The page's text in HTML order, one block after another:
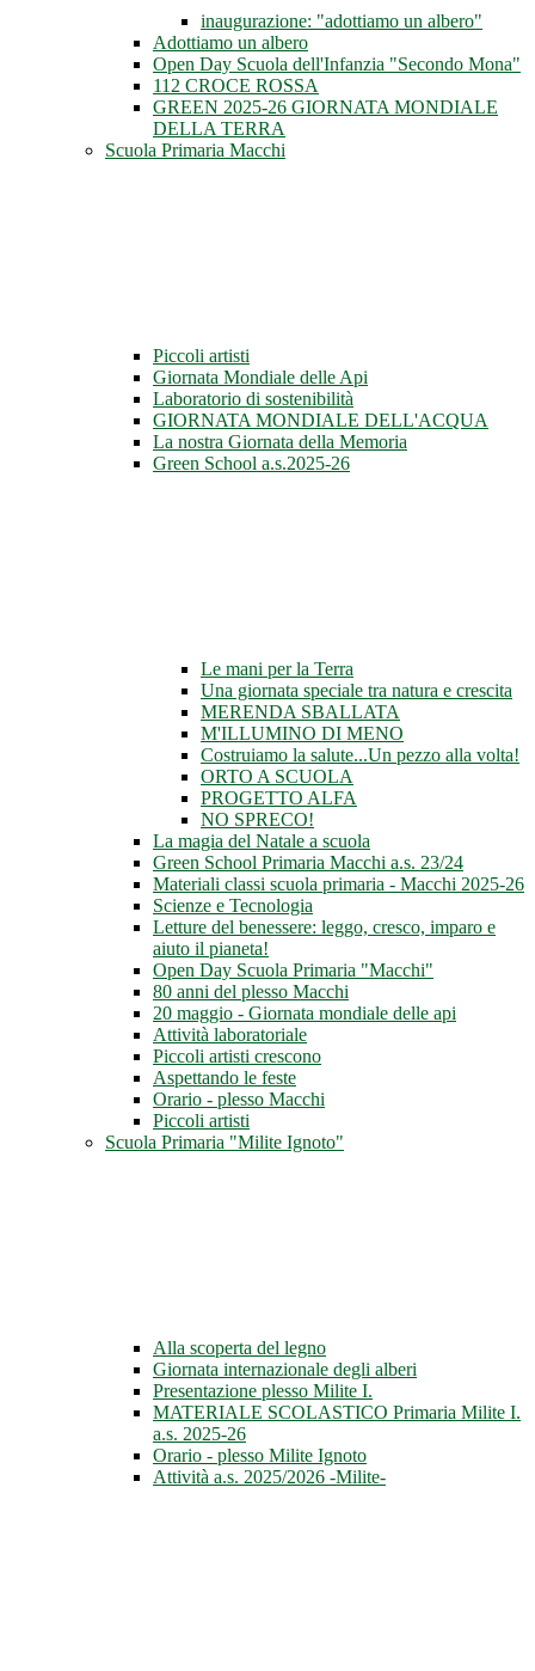
inaugurazione: "adottiamo un albero"
Adottiamo un albero
Open Day Scuola dell'Infanzia "Secondo Mona"
112 CROCE ROSSA
GREEN 2025-26 GIORNATA MONDIALE
DELLA TERRA
Scuola Primaria Macchi
Piccoli artisti
Giornata Mondiale delle Api
Laboratorio di sostenibilità
GIORNATA MONDIALE DELL'ACQUA
La nostra Giornata della Memoria
Green School a.s.2025-26
Le mani per la Terra
Una giornata speciale tra natura e crescita
MERENDA SBALLATA
M'ILLUMINO DI MENO
Costruiamo la salute...Un pezzo alla volta!
ORTO A SCUOLA
PROGETTO ALFA
NO SPRECO!
La magia del Natale a scuola
Green School Primaria Macchi a.s. 23/24
Materiali classi scuola primaria - Macchi 2025-26
Scienze e Tecnologia
Letture del benessere: leggo, cresco, imparo e
aiuto il pianeta!
Open Day Scuola Primaria "Macchi"
80 anni del plesso Macchi
20 maggio - Giornata mondiale delle api
Attività laboratoriale
Piccoli artisti crescono
Aspettando le feste
Orario - plesso Macchi
Piccoli artisti
Scuola Primaria "Milite Ignoto"
Alla scoperta del legno
Giornata internazionale degli alberi
Presentazione plesso Milite I.
MATERIALE SCOLASTICO Primaria Milite I.
a.s. 2025-26
Orario - plesso Milite Ignoto
Attività a.s. 2025/2026 -Milite-